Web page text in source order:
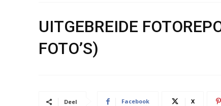
UITGEBREIDE
FOTO’S)
Deel Facebook X